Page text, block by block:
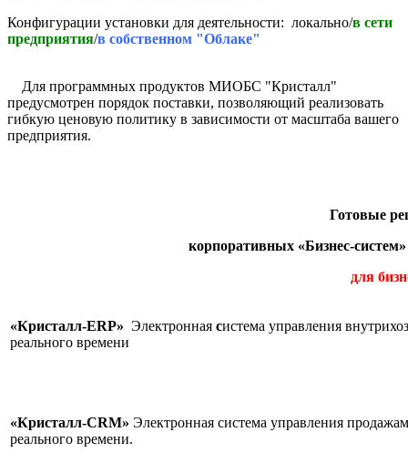
Конфигурации установки для деятельности: локально/в сети
предприятия/в собственном "Облаке"
Для программных продуктов МИОБС "Кристалл"
предусмотрен порядок поставки, позволяющий реализовать
гибкую ценовую политику в зависимости от масштаба вашего
предприятия.
Готовые
корпоративных «Бизнес-
для
«Кристалл-ERP» Электронная система управления
реального времени
«Кристалл-CRM» Электронная система управления
реального